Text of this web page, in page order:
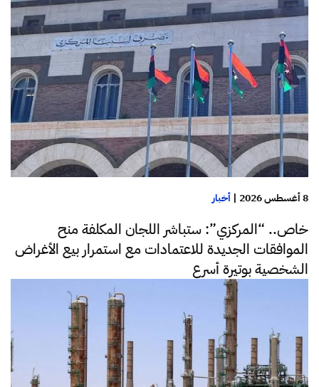
8 أغسطس 2026 | أخبار
خاص.. “المركزي”: ستباشر اللجان المكلفة منح
الموافقات الجديدة للاعتمادات مع استمرار بيع الأغراض
الشخصية بوتيرة أسرع